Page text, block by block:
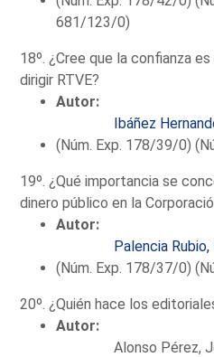
681/123/0)
18º. ¿Cree que la confianza
dirigir RTVE?
Autor:
Ibáñez
(Núm. Exp. 178/39/0)
19º. ¿Qué importancia se
dinero público en la
Autor:
Palencia
(Núm. Exp. 178/37/0)
20º. ¿Quién hace los
Autor:
Alonso Pérez,